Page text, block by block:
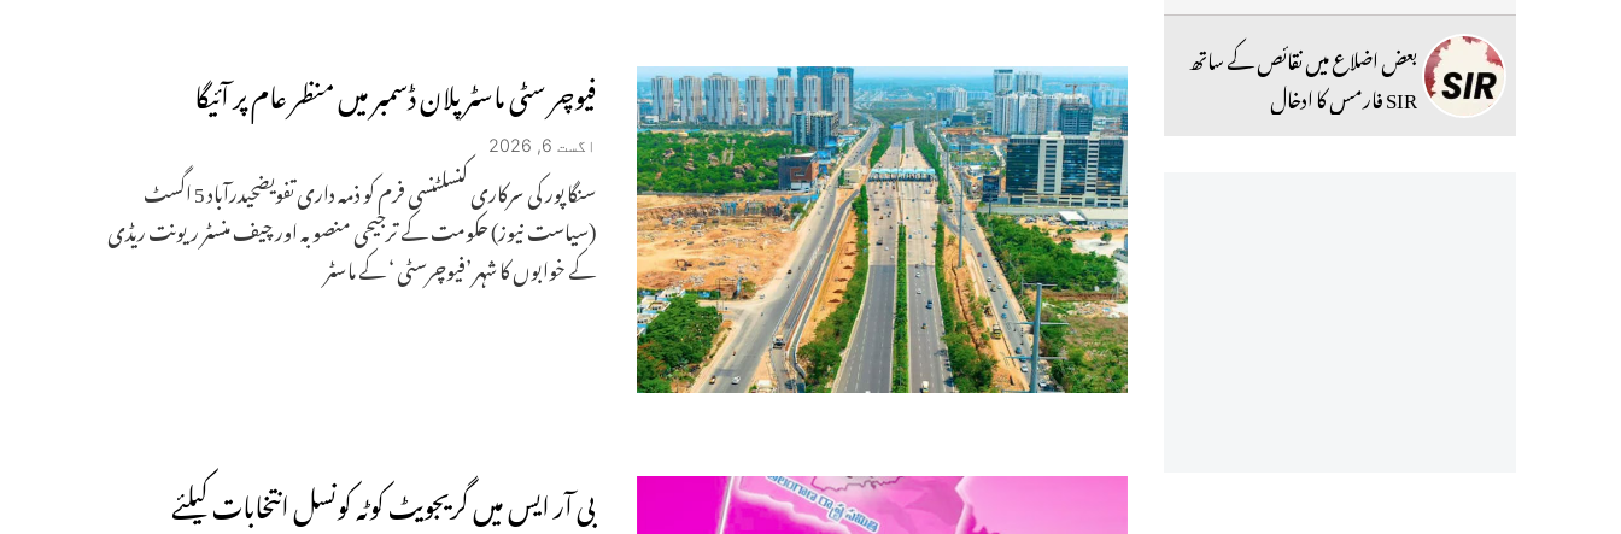
فیوچر سٹی ماسٹر پلان ڈسمبر میں منظر عام پر آئیگا
اگست 6, 2026
سنگاپور کی سرکاری کنسلٹنسی فرم کو ذمہ داری تفویضحیدرآباد 5 اگسٹ
(سیاست نیوز) حکومت کے ترجیحی منصوبہ اور چیف منسٹر ریونت ریڈی
کے خوابوں کا شہر ’فیوچرسٹی ‘ کے ماسٹر
بی آر ایس میں گریجویٹ کوٹہ کونسل انتخابات کیلئے
بعض اضلاع میں نقائص کے ساتھ
SIR فارمس کا ادخال